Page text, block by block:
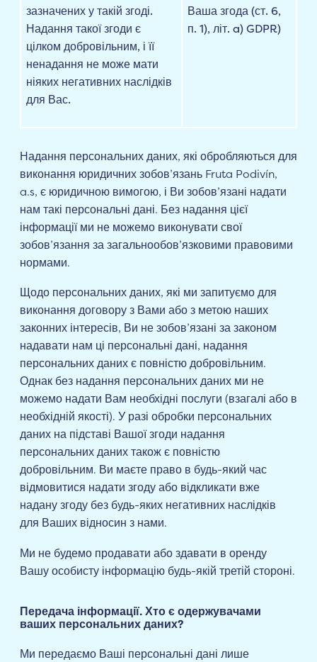
зазначених у такій згоді.
Надання такої згоди є
цілком добровільним, і її
ненадання не може мати
ніяких негативних наслідків
для Вас.
Ваша згода (ст. 6,
п. 1), літ. a) GDPR)
Надання персональних даних, які обробляються для
виконання юридичних зобов’язань Fruta Podivín,
a.s, є юридичною вимогою, і Ви зобов’язані надати
нам такі персональні дані. Без надання цієї
інформації ми не можемо виконувати свої
зобов’язання за загальнообов’язковими правовими
нормами.
Щодо персональних даних, які ми запитуємо для
виконання договору з Вами або з метою наших
законних інтересів, Ви не зобов’язані за законом
надавати нам ці персональні дані, надання
персональних даних є повністю добровільним.
Однак без надання персональних даних ми не
можемо надати Вам необхідні послуги (взагалі або в
необхідній якості). У разі обробки персональних
даних на підставі Вашої згоди надання
персональних даних також є повністю
добровільним. Ви маєте право в будь-який час
відмовитися надати згоду або відкликати вже
надану згоду без будь-яких негативних наслідків
для Ваших відносин з нами.
Ми не будемо продавати або здавати в оренду
Вашу особисту інформацію будь-якій третій стороні.
Передача інформації. Хто є одержувачами
ваших персональних даних?
Ми передаємо Ваші персональні дані лише